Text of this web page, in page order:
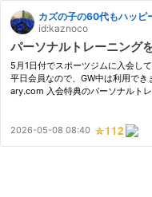
カズの子の60代もハッピ
id:kaznoco
パーソナルトレーニング
5月1日付でスポーツジムに入会し
平日会員なので、GW中は利用で
ary.com 入会特典のパーソナルト
ト…
2026-05-08 08:40